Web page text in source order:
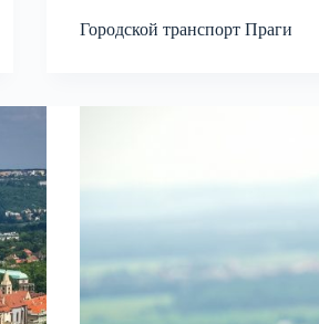
Городской транспорт Праги